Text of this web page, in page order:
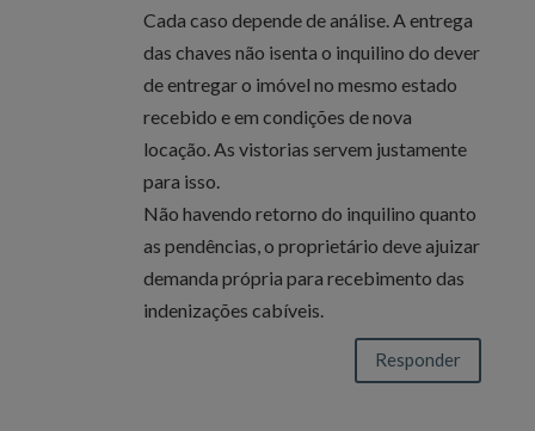
Cada caso depende de análise. A entrega
das chaves não isenta o inquilino do dever
de entregar o imóvel no mesmo estado
recebido e em condições de nova
locação. As vistorias servem justamente
para isso.
Não havendo retorno do inquilino quanto
as pendências, o proprietário deve ajuizar
demanda própria para recebimento das
indenizações cabíveis.
Responder